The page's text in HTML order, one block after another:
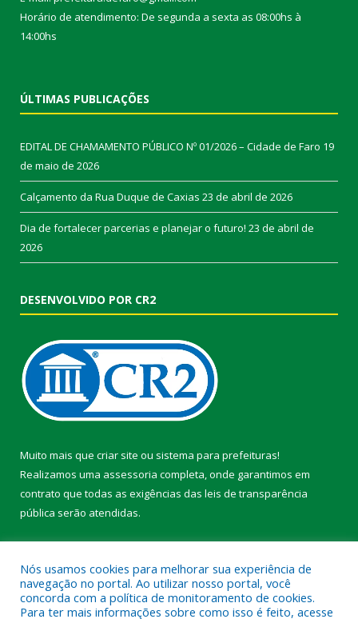
Horário de atendimento: De segunda a sexta as 08:00hs à
14:00hs
ÚLTIMAS PUBLICAÇÕES
EDITAL DE CHAMAMENTO PÚBLICO Nº 01/2026 – Cidade de Faro 19
de maio de 2026
Calçamento da Rua Duque de Caxias 23 de abril de 2026
Dia de fortalecer parcerias e planejar o futuro! 23 de abril de
2026
DESENVOLVIDO POR CR2
Muito mais que criar site ou sistema para prefeituras!
Realizamos uma assessoria completa, onde garantimos em
contrato que todas as exigências das leis de transparência
pública serão atendidas.
Nós usamos cookies para melhorar sua experiência de
navegação no portal. Ao utilizar nosso portal, você
concorda com a política de monitoramento de cookies.
Para ter mais informações sobre como isso é feito, acesse